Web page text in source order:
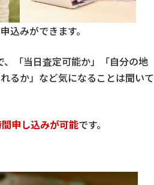
込みができます。
、「当日査定可能か」「自分の地
るか」など気になることは聞いて
申し込みが可能です。